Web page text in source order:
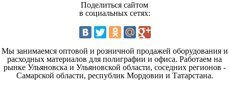
Поделиться сайтом
в социальных сетях:
Мы занимаемся оптовой и розничной продажей оборудования и
расходных материалов для полиграфии и офиса. Работаем на
рынке Ульяновска и Ульяновской области, соседних регионов -
Самарской области, республик Мордовии и Татарстана.